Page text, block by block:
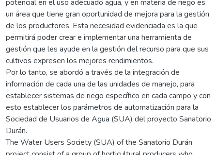
potencial en el uso adecuado agua, y en materia de riego es
un área que tiene gran oportunidad de mejora para la gestión
de los productores. Esta necesidad evidenciada es la que
permitirá poder crear e implementar una herramienta de
gestión que les ayude en la gestión del recurso para que sus
cultivos expresen los mejores rendimientos.
Por lo tanto, se abordó a través de la integración de
información de cada una de las unidades de manejo, para
establecer sistemas de riego específico en cada campo y con
esto establecer los parámetros de automatización para la
Sociedad de Usuarios de Agua (SUA) del proyecto Sanatorio
Durán.
The Water Users Society (SUA) of the Sanatorio Durán